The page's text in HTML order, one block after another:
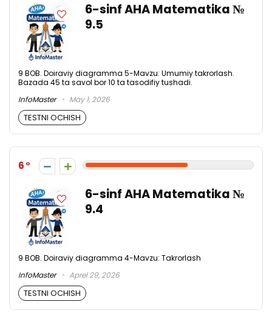
6-sinf AHA Matematika №
9.5
9 BOB. Doiraviy diagramma 5-Mavzu: Umumiy takrorlash.
Bazada 45 ta savol bor 10 ta tasodifiy tushadi.
InfoMaster
May 1, 2026
TESTNI OCHISH
6
6-sinf AHA Matematika №
9.4
9 BOB. Doiraviy diagramma 4-Mavzu: Takrorlash
InfoMaster
Aprel 29, 2026
TESTNI OCHISH